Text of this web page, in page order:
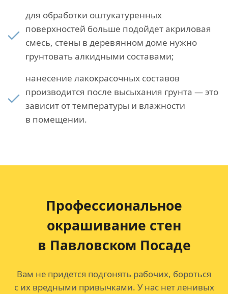
для обработки оштукатуренных
поверхностей больше подойдет акриловая
смесь, стены в деревянном доме нужно
грунтовать алкидными составами;
нанесение лакокрасочных составов
производится после высыхания грунта — это
зависит от температуры и влажности
в помещении.
Профессиональное
окрашивание стен
в Павловском Посаде
Вам не придется подгонять рабочих, бороться
с их вредными привычками. У нас нет ленивых